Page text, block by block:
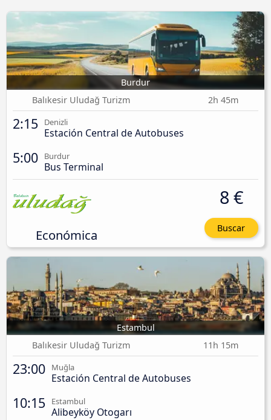
Burdur
Balıkesir Uludağ Turizm
2h 45m
2:15 Denizli
Estación Central de Autobuses
5:00 Burdur
Bus Terminal
Económica
8 €
Buscar
Estambul
Balıkesir Uludağ Turizm
11h 15m
23:00 Muğla
Estación Central de Autobuses
10:15 Estambul
Alibeyköy Otogarı